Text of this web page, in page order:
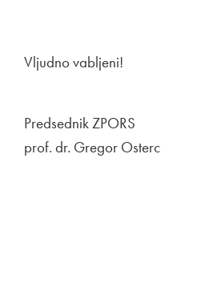
Vljudno vabljeni!
Predsednik ZPORS
prof. dr. Gregor Osterc